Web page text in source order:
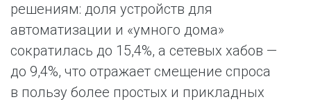
решениям: доля устройств для
автоматизации и «умного дома»
сократилась до 15,4%, а сетевых хабов —
до 9,4%, что отражает смещение спроса
в пользу более простых и прикладных